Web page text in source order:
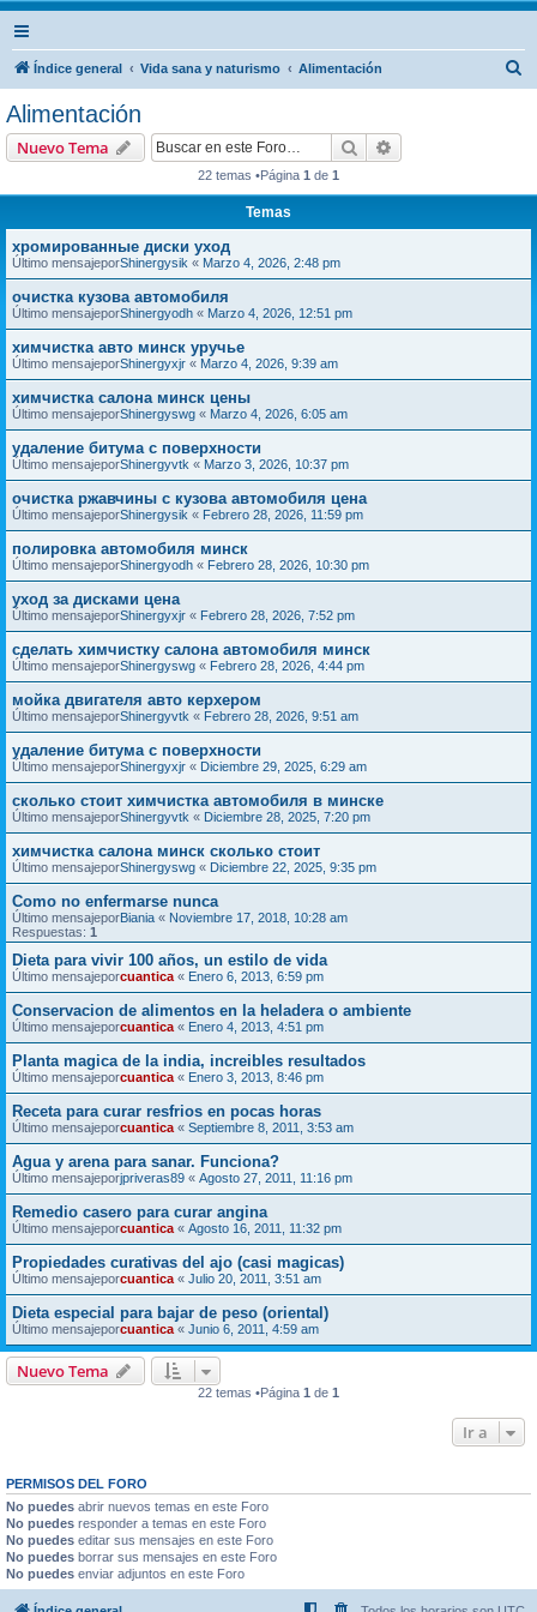
Índice general Vida sana y naturismo Alimentación
Alimentación
Nuevo Tema Buscar
22 temas •Página 1 de 1
Temas
хромированные диски уход
Último mensajeporShinergysik « Marzo 4, 2026, 2:48 pm
очистка кузова автомобиля
Último mensajeporShinergyodh « Marzo 4, 2026, 12:51 pm
химчистка авто минск уручье
Último mensajeporShinergyxjr « Marzo 4, 2026, 9:39 am
химчистка салона минск цены
Último mensajeporShinergyswg « Marzo 4, 2026, 6:05 am
удаление битума с поверхности
Último mensajeporShinergyvtk « Marzo 3, 2026, 10:37 pm
очистка ржавчины с кузова автомобиля цена
Último mensajeporShinergysik « Febrero 28, 2026, 11:59 pm
полировка автомобиля минск
Último mensajeporShinergyodh « Febrero 28, 2026, 10:30 pm
уход за дисками цена
Último mensajeporShinergyxjr « Febrero 28, 2026, 7:52 pm
сделать химчистку салона автомобиля минск
Último mensajeporShinergyswg « Febrero 28, 2026, 4:44 pm
мойка двигателя авто керхером
Último mensajeporShinergyvtk « Febrero 28, 2026, 9:51 am
удаление битума с поверхности
Último mensajeporShinergyxjr « Diciembre 29, 2025, 6:29 am
сколько стоит химчистка автомобиля в минске
Último mensajeporShinergyvtk « Diciembre 28, 2025, 7:20 pm
химчистка салона минск сколько стоит
Último mensajeporShinergyswg « Diciembre 22, 2025, 9:35 pm
Como no enfermarse nunca
Último mensajeporBiania « Noviembre 17, 2018, 10:28 am
Respuestas: 1
Dieta para vivir 100 años, un estilo de vida
Último mensajeporcuantica « Enero 6, 2013, 6:59 pm
Conservacion de alimentos en la heladera o ambiente
Último mensajeporcuantica « Enero 4, 2013, 4:51 pm
Planta magica de la india, increibles resultados
Último mensajeporcuantica « Enero 3, 2013, 8:46 pm
Receta para curar resfrios en pocas horas
Último mensajeporcuantica « Septiembre 8, 2011, 3:53 am
Agua y arena para sanar. Funciona?
Último mensajeporjpriveras89 « Agosto 27, 2011, 11:16 pm
Remedio casero para curar angina
Último mensajeporcuantica « Agosto 16, 2011, 11:32 pm
Propiedades curativas del ajo (casi magicas)
Último mensajeporcuantica « Julio 20, 2011, 3:51 am
Dieta especial para bajar de peso (oriental)
Último mensajeporcuantica « Junio 6, 2011, 4:59 am
Nuevo Tema
22 temas •Página 1 de 1
Ir a
PERMISOS DEL FORO
No puedes abrir nuevos temas en este Foro
No puedes responder a temas en este Foro
No puedes editar sus mensajes en este Foro
No puedes borrar sus mensajes en este Foro
No puedes enviar adjuntos en este Foro